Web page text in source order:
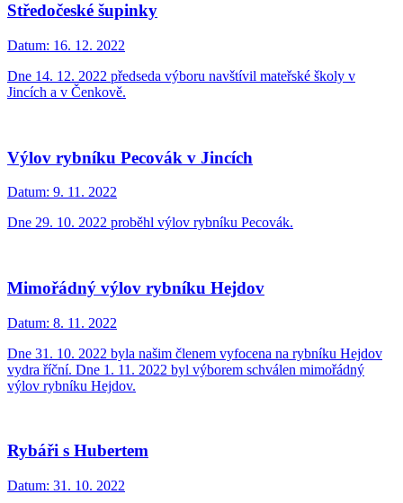
Středočeské šupinky
Datum: 16. 12. 2022
Dne 14. 12. 2022 předseda výboru navštívil mateřské školy v
Jincích a v Čenkově.
Výlov rybníku Pecovák v Jincích
Datum: 9. 11. 2022
Dne 29. 10. 2022 proběhl výlov rybníku Pecovák.
Mimořádný výlov rybníku Hejdov
Datum: 8. 11. 2022
Dne 31. 10. 2022 byla našim členem vyfocena na rybníku Hejdov
vydra říční. Dne 1. 11. 2022 byl výborem schválen mimořádný
výlov rybníku Hejdov.
Rybáři s Hubertem
Datum: 31. 10. 2022